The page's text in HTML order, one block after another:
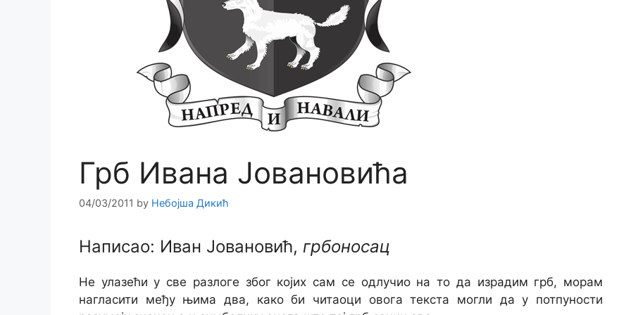
Грб Ивана Јовановића
04/03/2011 by Небојша Дикић
Написао: Иван Јовановић, грбоносац
Не улазећи у све разлоге због којих сам се одлучио на то да израдим грб, морам
нагласити међу њима два, како би читаоци овога текста могли да у потпуности